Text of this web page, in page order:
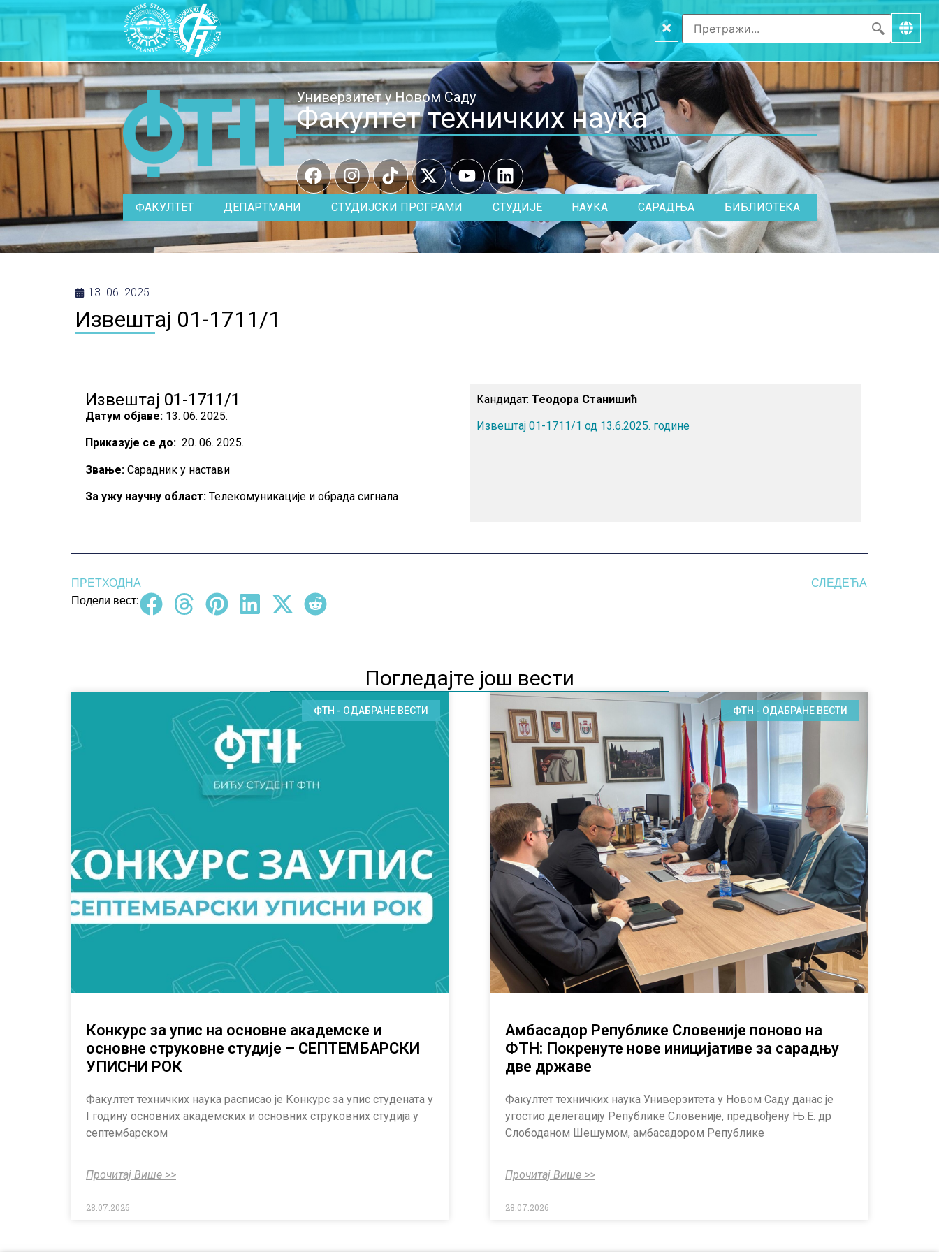
×
Универзитет у Новом Саду
Факултет техничких наука
ФАКУЛТЕТ ДЕПАРТМАНИ СТУДИЈСКИ ПРОГРАМИ СТУДИЈЕ НАУКА САРАДЊА БИБЛИОТЕКА
13. 06. 2025.
Извештај 01-1711/1
Извештај 01-1711/1
Датум објаве: 13. 06. 2025.
Приказује се до: 20. 06. 2025.
Звање: Сарадник у настави
За ужу научну област: Телекомуникације и обрада сигнала
Кандидат: Теодора Станишић
Извештај 01-1711/1 од 13.6.2025. године
ПРЕТХОДНА
СЛЕДЕЋА
Подели вест:
Погледајте још вести
ФТН - ОДАБРАНЕ ВЕСТИ
Конкурс за упис на основне академске и
основне струковне студије – СЕПТЕМБАРСКИ
УПИСНИ РОК
Факултет техничких наука расписао је Конкурс за упис студената у
I годину основних академских и основних струковних студија у
септембарском
Прочитај Више >>
28.07.2026
ФТН - ОДАБРАНЕ ВЕСТИ
Амбасадор Републике Словеније поново на
ФТН: Покренуте нове иницијативе за сарадњу
две државе
Факултет техничких наука Универзитета у Новом Саду данас је
угостио делегацију Републике Словеније, предвођену Њ.Е. др
Слободаном Шешумом, амбасадором Републике
Прочитај Више >>
28.07.2026